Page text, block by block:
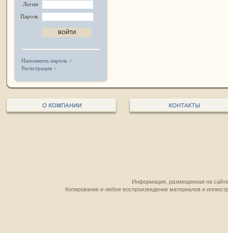
Логин
Пароль
Напомнить пароль
Регистрация
Информация, размещенная на
Копирование и любое воспроизведение материалов и